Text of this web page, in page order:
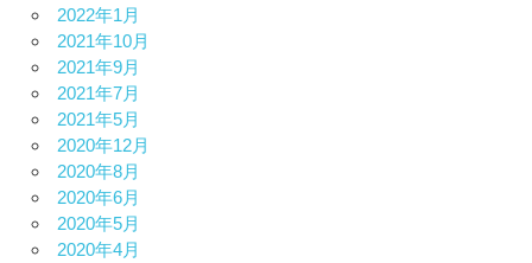
2022年1月
2021年10月
2021年9月
2021年7月
2021年5月
2020年12月
2020年8月
2020年6月
2020年5月
2020年4月